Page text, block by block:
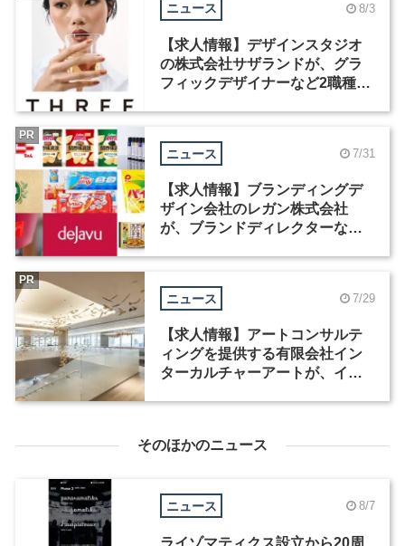
ニュース 8/3
【求人情報】デザインスタジオ
の株式会社サザランドが、グラ
フィックデザイナーなど2職種を
ニュース 7/31
【求人情報】ブランディングデ
ザイン会社のレガン株式会社
が、ブランドディレクターなど3
PR
ニュース 7/29
【求人情報】アートコンサルテ
ィングを提供する有限会社イン
ターカルチャーアートが、イン
PR
そのほかのニュース
ニュース 8/7
ライゾマティクス設立から20周